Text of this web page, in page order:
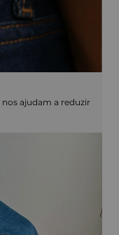
ajudam a reduzir